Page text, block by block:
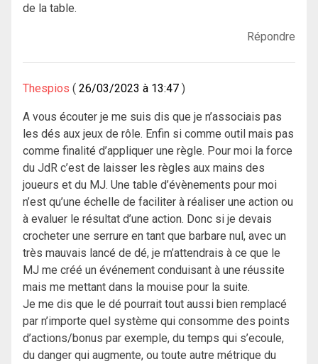
de la table.
Répondre
Thespios 26/03/2023 à 13:47
A vous écouter je me suis dis que je n’associais pas
les dés aux jeux de rôle. Enfin si comme outil mais pas
comme finalité d’appliquer une règle. Pour moi la force
du JdR c’est de laisser les règles aux mains des
joueurs et du MJ. Une table d’évènements pour moi
n’est qu’une échelle de faciliter à réaliser une action ou
à evaluer le résultat d’une action. Donc si je devais
crocheter une serrure en tant que barbare nul, avec un
très mauvais lancé de dé, je m’attendrais à ce que le
MJ me créé un événement conduisant à une réussite
mais me mettant dans la mouise pour la suite.
Je me dis que le dé pourrait tout aussi bien remplacé
par n’importe quel système qui consomme des points
d’actions/bonus par exemple, du temps qui s’ecoule,
du danger qui augmente, ou toute autre métrique du